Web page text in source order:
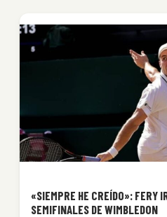
«SIEMPRE HE CREÍDO»: FERY
SEMIFINALES DE WIMBLEDON